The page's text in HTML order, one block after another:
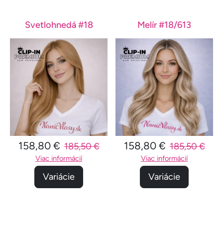
Svetlohnedá #18
158,80 € 185,50 €
Viac informácií
Variácie
Melír #18/613
158,80 € 185,50 €
Viac informácií
Variácie